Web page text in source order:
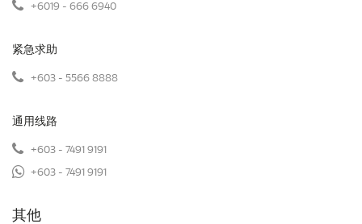
+6019 - 666 6940
紧急求助
+603 - 5566 8888
通用线路
+603 - 7491 9191
+603 - 7491 9191
其他